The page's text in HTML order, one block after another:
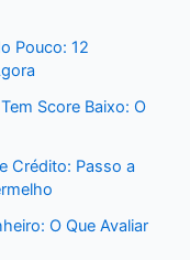
Pouco: 12
Score Baixo: O
Crédito: Passo a
O Que Avaliar